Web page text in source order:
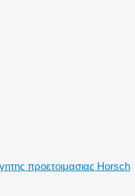
προετοιμασιας Horsch